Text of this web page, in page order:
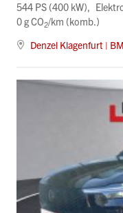
544 PS (400 kW)
0 g CO2/km (komb.)
Denzel Klagenfurt |